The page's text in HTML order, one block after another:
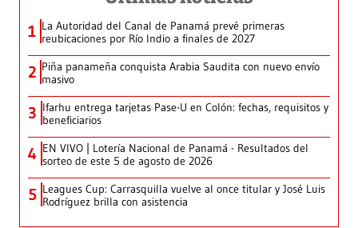
1 La Autoridad del Canal de Panamá prevé primeras
reubicaciones por Río Indio a finales de 2027
2 Piña panameña conquista Arabia Saudita con nuevo envío
masivo
3 Ifarhu entrega tarjetas Pase-U en Colón: fechas, requisitos y
beneficiarios
4 EN VIVO | Lotería Nacional de Panamá - Resultados del
sorteo de este 5 de agosto de 2026
5 Leagues Cup: Carrasquilla vuelve al once titular y José Luis
Rodríguez brilla con asistencia